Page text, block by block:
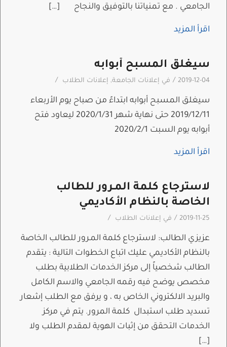
الجامعي . مع تمنياتنا بالتوفيق والنجاح […]
اقرأ المزيد
سيغلق المسبح أبوابه
2019-12-04
/ في إعلانات الجامعة, إعلانات الطلاب /
سيغلق المسبح أبوابه ابتداءً من صباح يوم الأربعاء
2019/12/11 حتى نهاية شهر 2020/1/31 ليعاود فتح
أبوابه يوم السبت 2020/2/1
اقرأ المزيد
لاسترجاع كلمة المـرور للطالب
الخاصة بالنظام الأكاديمي
2019-11-25
/ في إعلانات الطلاب /
عزيزي الطالب: لاسترجاع كلمة المـرور للطالب الخاصة
بالنظام الأكاديمي عليك اتباع الخطوات التالية : يتقدم
الطالب شخصياً إلى مركز الخدمات الطلابية بطلب
مخصص يوضح فيه رقمه الجامعي والاسم الكامل
والبريد الالكتروني الخاص به ، و يرفق مع الطلب إشعار
تسديد طلب استبدال كلمة المرور. يتم في مركز
الخدمات التحقق من إثبات الهوية لمقدم الطلب ولا
[…]